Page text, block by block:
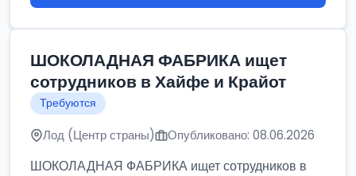
ШОКОЛАДНАЯ ФАБРИКА ищет
сотрудников в Хайфе и Крайот
Требуются
Лод (Центр страны) Опубликовано: 08.06.2026
ШОКОЛАДНАЯ ФАБРИКА ищет сотрудников в